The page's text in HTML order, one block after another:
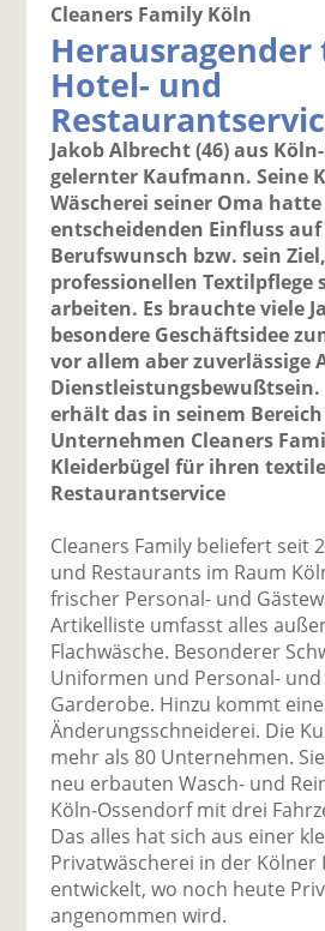
Cleaners Family Köln
Hotel- und
Jakob Albrecht (46) aus
gelernter Kaufmann. Seine
Wäscherei seiner Oma hatte
entscheidenden Einfluss
Berufswunsch bzw. sein
professionellen Textilpflege
arbeiten. Es brauchte viele
besondere Geschäftsidee
vor allem aber zuverlässige
Dienstleistungsbewußtsein.
erhält das in seinem
Unternehmen Cleaners
Kleiderbügel für ihren
Restaurantservice
Cleaners Family beliefert seit
und Restaurants im Raum
frischer Personal- und
Artikelliste umfasst alles
Flachwäsche. Besonderer
Uniformen und Personal- und
Garderobe. Hinzu kommt
Änderungsschneiderei. Die
mehr als 80 Unternehmen.
neu erbauten Wasch- und
Köln-Ossendorf mit drei
Das alles hat sich aus einer
Privatwäscherei in der Kölner
entwickelt, wo noch heute
angenommen wird.